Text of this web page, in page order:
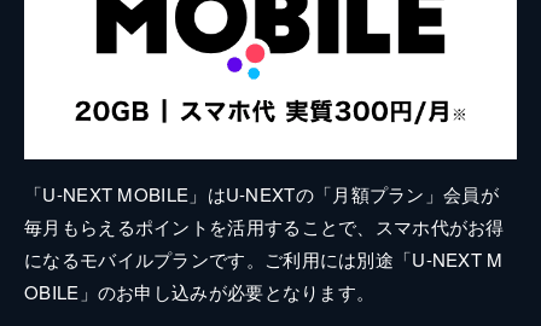
「U-NEXT MOBILE」はU-NEXTの「月額プラン」会員が
毎月もらえるポイントを活用することで、スマホ代がお得
になるモバイルプランです。ご利用には別途「U-NEXT M
OBILE」のお申し込みが必要となります。